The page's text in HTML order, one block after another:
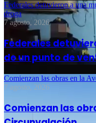
Federales detuvieron a una
droga
7 agosto, 2026
Federales
de un punto de
Comienzan las obras en la
7 agosto, 2026
Comienzan las